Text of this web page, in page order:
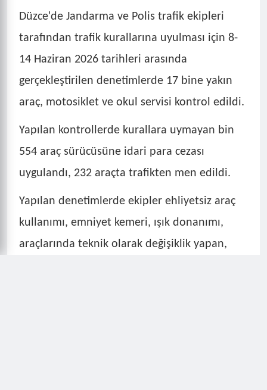
Düzce'de Jandarma ve Polis trafik ekipleri
tarafından trafik kurallarına uyulması için 8-
14 Haziran 2026 tarihleri arasında
gerçekleştirilen denetimlerde 17 bine yakın
araç, motosiklet ve okul servisi kontrol edildi.
Yapılan kontrollerde kurallara uymayan bin
554 araç sürücüsüne idari para cezası
uygulandı, 232 araçta trafikten men edildi.
Yapılan denetimlerde ekipler ehliyetsiz araç
kullanımı, emniyet kemeri, ışık donanımı,
araçlarında teknik olarak değişiklik yapan,